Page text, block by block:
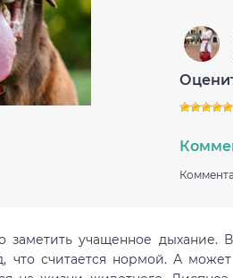
заметить учащенное дыхание.
что считается нормой. А